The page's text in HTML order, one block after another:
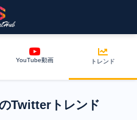
YouTube動画 トレンド
Twitterトレンド